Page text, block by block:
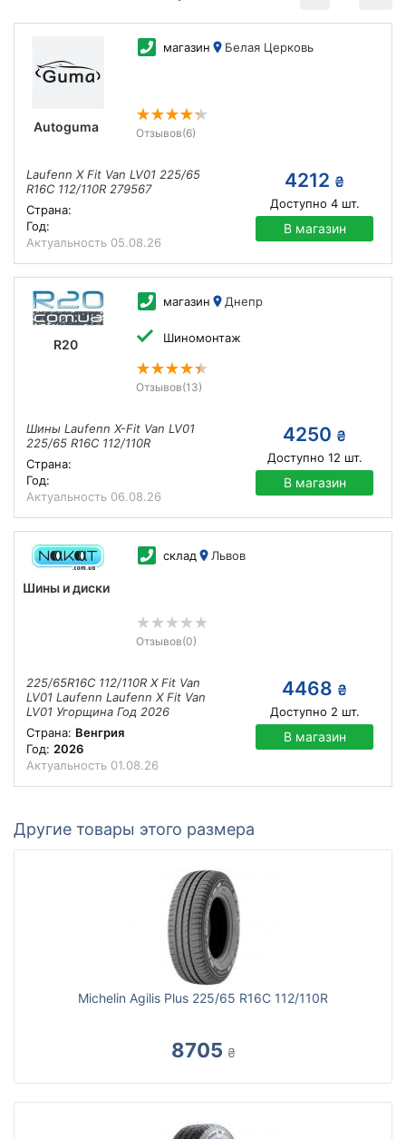
Autoguma
магазин Белая Церковь
Отзывов(6)
Laufenn X Fit Van LV01 225/65
R16C 112/110R 279567
Страна:
Год:
Актуальность 05.08.26
4212 ₴
Доступно 4шт.
В магазин
R20
магазин Днепр
Шиномонтаж
Отзывов(13)
Шины Laufenn X-Fit Van LV01
225/65 R16C 112/110R
Страна:
Год:
Актуальность 06.08.26
4250 ₴
Доступно 12 шт.
В магазин
Шины и диски
склад Львов
Отзывов(0)
225/65R16C 112/110R X Fit Van
LV01 Laufenn Laufenn X Fit Van
LV01 Угорщина Год 2026
Страна: Венгрия
Год: 2026
Актуальность 01.08.26
4468 ₴
Доступно 2 шт.
В магазин
Другие товары этого размера
Michelin Agilis Plus 225/65 R16C 112/110R
8705 ₴